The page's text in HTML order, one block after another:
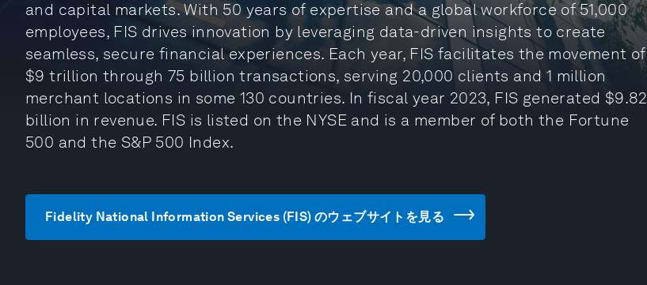
and capital markets. With 50 years of expertise and a global workforce of 51,000
employees, FIS drives innovation by leveraging data-driven insights to create
seamless, secure financial experiences. Each year, FIS facilitates the movement of
$9 trillion through 75 billion transactions, serving 20,000 clients and 1 million
merchant locations in some 130 countries. In fiscal year 2023, FIS generated $9.82
billion in revenue. FIS is listed on the NYSE and is a member of both the Fortune
500 and the S&P 500 Index.
Fidelity National Information Services (FIS) のウェブサイトを見る